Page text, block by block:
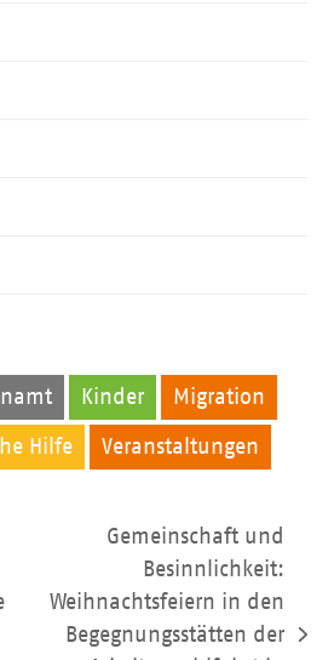
Kinder Migration
Hilfe Veranstaltungen
Nächster
Gemeinschaft und
Besinnlichkeit:
Weihnachtsfeiern in den
Begegnungsstätten der